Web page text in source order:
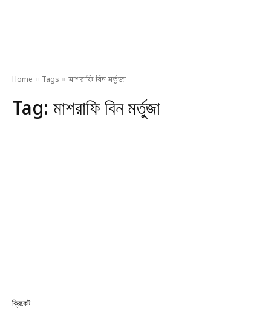
Home Tags মাশরাফি বিন মর্তুজা
Tag: মাশরাফি বিন মর্তুজা
ক্রিকেট